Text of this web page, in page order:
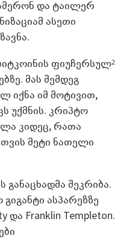
და ტაილერ
ასეთი
ფიუჩერსულ2
მას შემდეგ
იქნა იმ მოტივით,
უქმნის. კრიპტო
კიდეც, რათა
მეტი ნათელი
განაცხადმა შეკრიბა.
ასპარეზზე
და Franklin Templeton.